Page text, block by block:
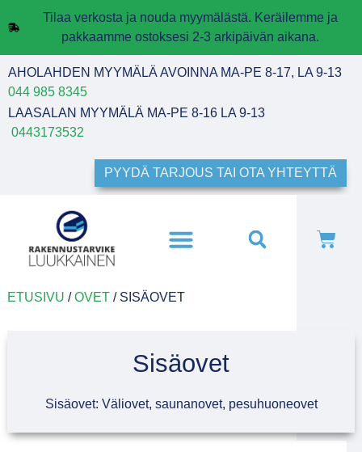
Tilaa verkosta ja nouda myymälästä. Keräilemme ja
pakkaamme ostoksesi 2-3 arkipäivän aikana.
AHOLAHDEN MYYMÄLÄ AVOINNA MA-PE 8-17, LA 9-13
044 985 8345
LAASALAN MYYMÄLÄ MA-PE 8-16 LA 9-13
0443173532
PYYDÄ TARJOUS TAI OTA YHTEYTTÄ
ETUSIVU /OVET/ SISÄOVET
Sisäovet
Sisäovet: Väliovet, saunanovet, pesuhuoneovet